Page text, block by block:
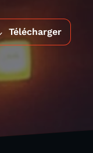
Télécharger